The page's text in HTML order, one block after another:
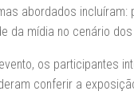
abordados
da mídia no cenário
os participantes
conferir a